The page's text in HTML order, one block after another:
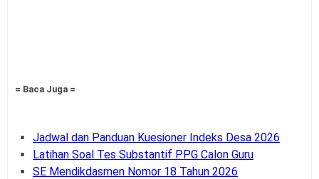
= Baca Juga =
Jadwal dan Panduan Kuesioner Indeks Desa 2026
Latihan Soal Tes Substantif PPG Calon Guru
SE Mendikdasmen Nomor 18 Tahun 2026